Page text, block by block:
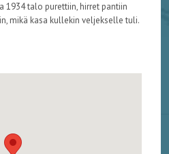
1934 talo purettiin, hirret pantiin
mikä kasa kullekin veljekselle tuli.